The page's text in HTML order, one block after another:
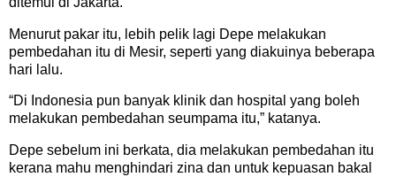
Menurut pakar itu, lebih pelik lagi Depe melakukan
pembedahan itu di Mesir, seperti yang diakuinya beberapa
hari lalu.
“Di Indonesia pun banyak klinik dan hospital yang boleh
melakukan pembedahan seumpama itu,” katanya.
Depe sebelum ini berkata, dia melakukan pembedahan itu
kerana mahu menghindari zina dan untuk kepuasan bakal